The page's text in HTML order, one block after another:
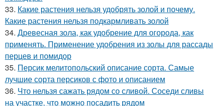
33. Какие растения нельзя удобрять золой и почему.
Какие растения нельзя подкармливать золой
34. Древесная зола, как удобрение для огорода, как
применять. Применение удобрения из золы для рассады
перцев и помидор
35. Персик мелитопольский описание сорта. Самые
лучшие сорта персиков с фото и описанием
36. Что нельзя сажать рядом со сливой. Соседи сливы
на участке, что можно посадить рядом